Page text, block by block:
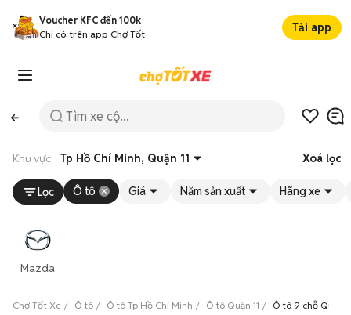
Voucher KFC đến 100k
Chỉ có trên app Chợ Tốt
Tải app
Khu vực: Tp Hồ Chí Minh, Quận 11 Xoá lọc
Lọc Ô tô Giá Năm sản xuất Hãng xe
Mazda
Chợ Tốt Xe Ô tô Ô tô Tp Hồ Chí Minh Ô tô Quận 11 Ô tô 9 chỗ Quận